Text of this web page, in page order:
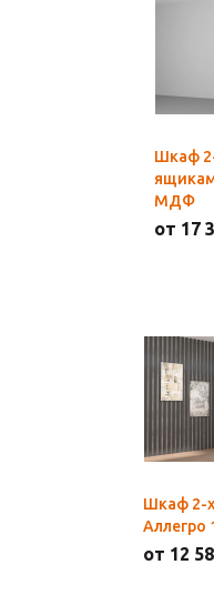
Шкаф
МДФ
от 17
Шкаф 2-
Аллегро
от 12